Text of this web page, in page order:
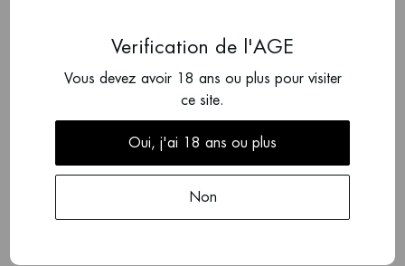
Marc. Le domaine possède plusieurs parcelles, la plupart
sur le coteau de l'Hermitage. Le domaine produit
également de beaux Crozes-Hermitage, en blanc et en
rouge. Guillaume produit des vins du même niveau que
son père, mais utilise parfois une technique légèrement
différente. Par exemple, les vins subissent une macération
en grappes entières à 100 %. Le Gréal, issu de vignes
Verification de l'AGE
Vous devez avoir 18 ans ou plus pour visiter
ce site.
Oui, j'ai 18 ans ou plus
Non